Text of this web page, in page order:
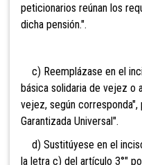
peticionarios reúnan los
dicha pensión.".
c) Reemplázase en el
básica solidaria de vejez o
vejez, según
Garantizada Universal".
d) Sustitúyese en el
la letra c) del artículo 3°"